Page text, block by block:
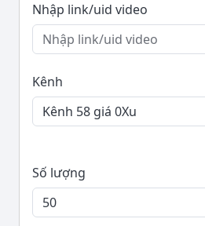
Nhập link/uid video
Kênh
Số lượng